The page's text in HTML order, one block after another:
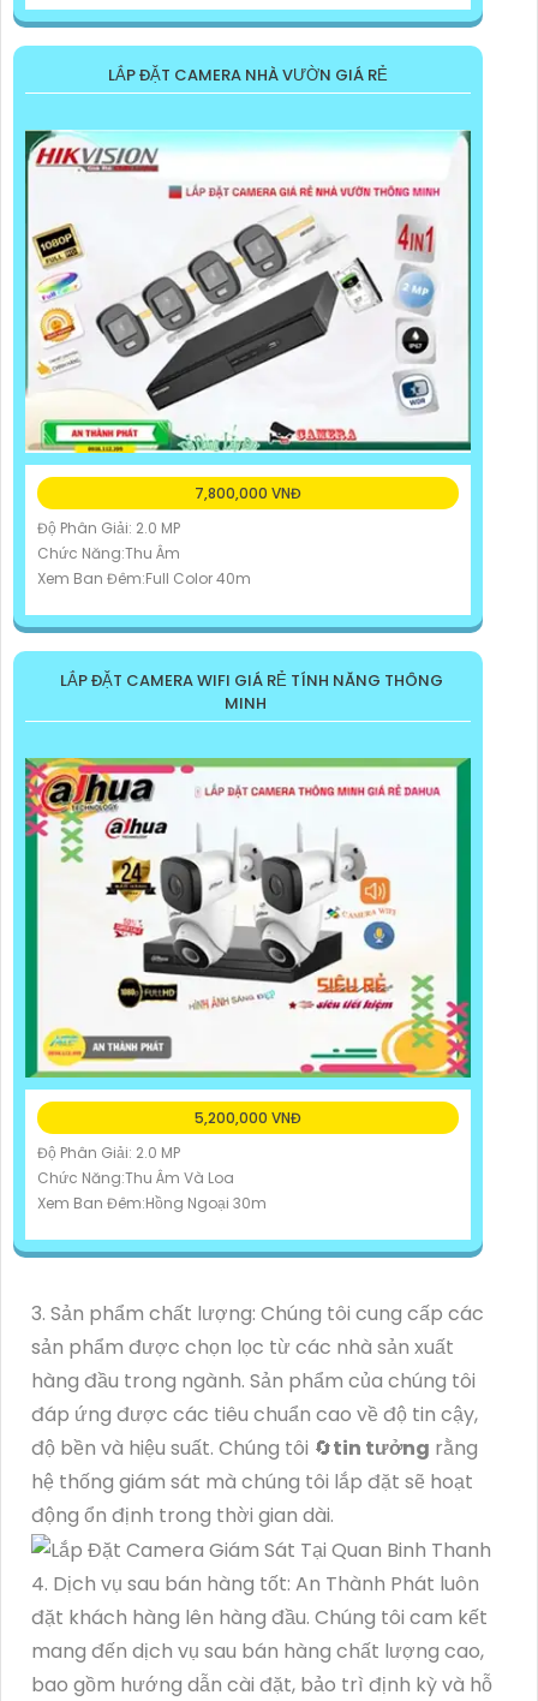
LẮP ĐẶT CAMERA NHÀ VƯỜN GIÁ RẺ
7,800,000 VNĐ
Độ Phân Giải: 2.0 MP
Chức Năng:Thu Âm
Xem Ban Đêm:Full Color 40m
LẮP ĐẶT CAMERA WIFI GIÁ RẺ TÍNH NĂNG THÔNG
MINH
5,200,000 VNĐ
Độ Phân Giải: 2.0 MP
Chức Năng:Thu Âm Và Loa
Xem Ban Đêm:Hồng Ngoại 30m
3. Sản phẩm chất lượng: Chúng tôi cung cấp các
sản phẩm được chọn lọc từ các nhà sản xuất
hàng đầu trong ngành. Sản phẩm của chúng tôi
đáp ứng được các tiêu chuẩn cao về độ tin cậy,
độ bền và hiệu suất. Chúng tôi 🔄tin tưởng rằng
hệ thống giám sát mà chúng tôi lắp đặt sẽ hoạt
động ổn định trong thời gian dài.
4. Dịch vụ sau bán hàng tốt: An Thành Phát luôn
đặt khách hàng lên hàng đầu. Chúng tôi cam kết
mang đến dịch vụ sau bán hàng chất lượng cao,
bao gồm hướng dẫn cài đặt, bảo trì định kỳ và hỗ